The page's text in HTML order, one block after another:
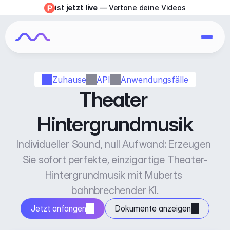
Zuhause API Anwendungsfälle
Theater
Hintergrundmusik
Individueller Sound, null Aufwand: Erzeugen
Sie sofort perfekte, einzigartige Theater-
Hintergrundmusik mit Muberts
bahnbrechender KI.
Jetzt anfangen Dokumente anzeigen
ist jetzt live — Vertone deine Videos